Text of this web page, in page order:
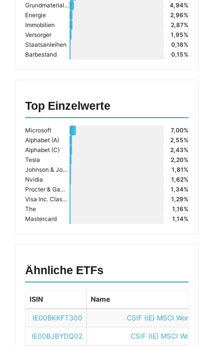
Grundmaterialien
4,94%
Energie
2,96%
Immobilien
2,87%
Versorger
1,95%
Staatsanleihen
0,16%
Barbestand
0,15%
Top Einzelwerte
Microsoft
7,00%
Alphabet (A)
2,55%
Alphabet (C)
2,43%
Tesla
2,20%
Johnson & Johnson
1,81%
Nvidia
1,62%
Procter & Gamble Company
1,34%
Visa Inc. Class A
1,29%
The
1,16%
Mastercard
1,14%
Ähnliche ETFs
ISIN Name
IE00BKKFT300 CSIF (IE) MSCI World ESG
IE00BJBYDQ02 CSIF (IE) MSCI World ESG